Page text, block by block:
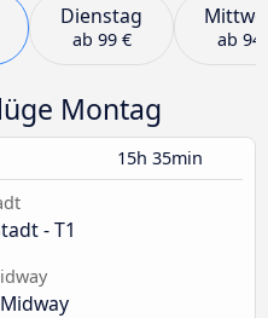
Dienstag
ab 99 € ab 94
Montag
15h 35min
- T1